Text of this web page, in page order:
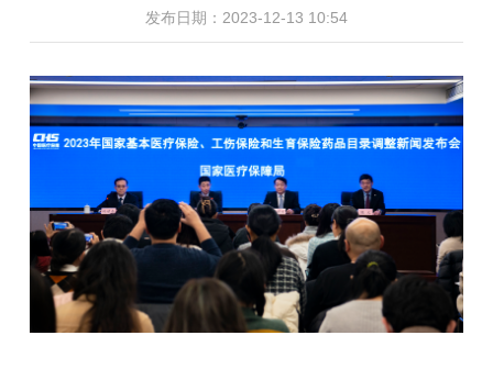
发布日期：2023-12-13 10:54